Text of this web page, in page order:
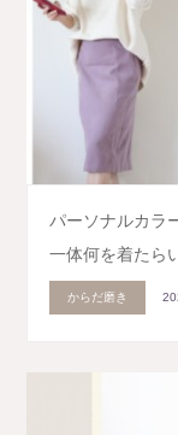
パーソナルカラ
一体何を着たら
からだ磨き